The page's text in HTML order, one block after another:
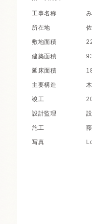
工事名称
所在地
敷地面積
建築面積
延床面積
主要構造
竣工
設計監理
施工
写真